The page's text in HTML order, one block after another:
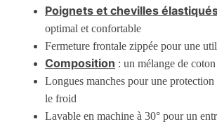
Poignets et chevilles
optimal et confortable
Fermeture frontale zippée pour une
Composition : un mélange de
Longues manches pour une
le froid
Lavable en machine à 30° pour un